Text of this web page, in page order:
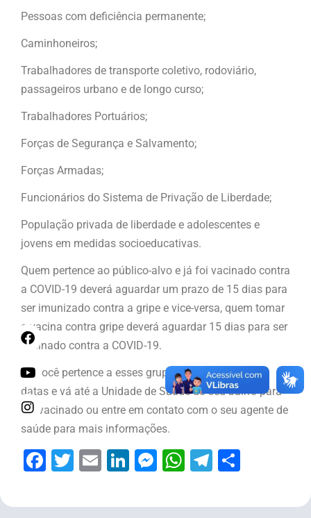
Pessoas com deficiência permanente;
Caminhoneiros;
Trabalhadores de transporte coletivo, rodoviário,
passageiros urbano e de longo curso;
Trabalhadores Portuários;
Forças de Segurança e Salvamento;
Forças Armadas;
Funcionários do Sistema de Privação de Liberdade;
População privada de liberdade e adolescentes e
jovens em medidas socioeducativas.
Quem pertence ao público-alvo e já foi vacinado contra
a COVID-19 deverá aguardar um prazo de 15 dias para
ser imunizado contra a gripe e vice-versa, quem tomar
a vacina contra gripe deverá aguardar 15 dias para ser
vacinado contra a COVID-19.
Se você pertence a esses grupos fique de olho nas
datas e vá até a Unidade de Saúde do seu bairro para
ser vacinado ou entre em contato com o seu agente de
saúde para mais informações.
Facebook
Twitter
EmailLinkedIn
Messenger
WhatsApp
Telegram